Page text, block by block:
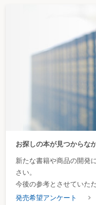
お探しの本が見つからな
新たな書籍や商品の開発
さい。
今後の参考とさせていた
発売希望アンケート